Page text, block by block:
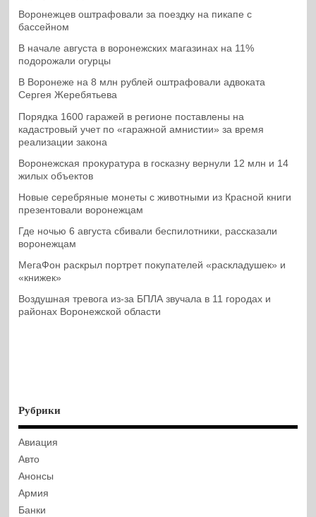
Воронежцев оштрафовали за поездку на пикапе с
бассейном
В начале августа в воронежских магазинах на 11%
подорожали огурцы
В Воронеже на 8 млн рублей оштрафовали адвоката
Сергея Жеребятьева
Порядка 1600 гаражей в регионе поставлены на
кадастровый учет по «гаражной амнистии» за время
реализации закона
Воронежская прокуратура в госказну вернули 12 млн и 14
жилых объектов
Новые серебряные монеты с животными из Красной книги
презентовали воронежцам
Где ночью 6 августа сбивали беспилотники, рассказали
воронежцам
МегаФон раскрыл портрет покупателей «раскладушек» и
«книжек»
Воздушная тревога из-за БПЛА звучала в 11 городах и
районах Воронежской области
Рубрики
Авиация
Авто
Анонсы
Армия
Банки